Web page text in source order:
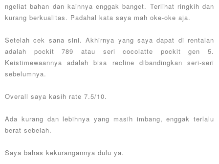
ngeliat bahan dan kainnya enggak banget. Terlihat ringkih dan
kurang berkualitas. Padahal kata saya mah oke-oke aja.
Setelah cek sana sini. Akhirnya yang saya dapat di rentalan
adalah pockit 789 atau seri cocolatte pockit gen 5.
Keistimewaannya adalah bisa recline dibandingkan seri-seri
sebelumnya.
Overall saya kasih rate 7.5/10.
Ada kurang dan lebihnya yang masih imbang, enggak terlalu
berat sebelah.
Saya bahas kekurangannya dulu ya.